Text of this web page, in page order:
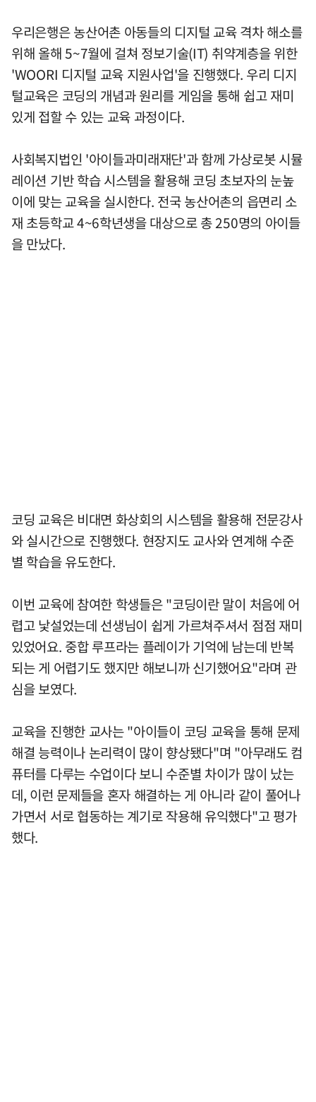
우리은행은 농산어촌 아동들의 디지털 교육 격차 해소를
위해 올해 5~7월에 걸쳐 정보기술(IT) 취약계층을 위한
'WOORI 디지털 교육 지원사업'을 진행했다. 우리 디지
털교육은 코딩의 개념과 원리를 게임을 통해 쉽고 재미
있게 접할 수 있는 교육 과정이다.
사회복지법인 '아이들과미래재단'과 함께 가상로봇 시뮬
레이션 기반 학습 시스템을 활용해 코딩 초보자의 눈높
이에 맞는 교육을 실시한다. 전국 농산어촌의 읍면리 소
재 초등학교 4~6학년생을 대상으로 총 250명의 아이들
을 만났다.
코딩 교육은 비대면 화상회의 시스템을 활용해 전문강사
와 실시간으로 진행했다. 현장지도 교사와 연계해 수준
별 학습을 유도한다.
이번 교육에 참여한 학생들은 "코딩이란 말이 처음에 어
렵고 낯설었는데 선생님이 쉽게 가르쳐주셔서 점점 재미
있었어요. 중합 루프라는 플레이가 기억에 남는데 반복
되는 게 어렵기도 했지만 해보니까 신기했어요"라며 관
심을 보였다.
교육을 진행한 교사는 "아이들이 코딩 교육을 통해 문제
해결 능력이나 논리력이 많이 향상됐다"며 "아무래도 컴
퓨터를 다루는 수업이다 보니 수준별 차이가 많이 났는
데, 이런 문제들을 혼자 해결하는 게 아니라 같이 풀어나
가면서 서로 협동하는 계기로 작용해 유익했다"고 평가
했다.